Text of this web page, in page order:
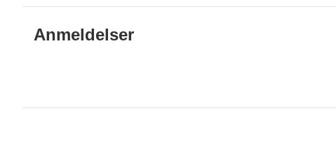
Anmeldelser